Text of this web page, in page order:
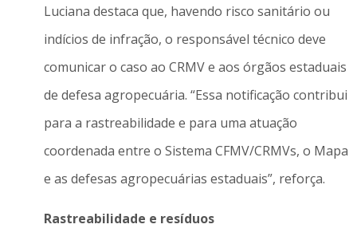
Luciana destaca que, havendo risco sanitário ou
indícios de infração, o responsável técnico deve
comunicar o caso ao CRMV e aos órgãos estaduais
de defesa agropecuária. “Essa notificação contribui
para a rastreabilidade e para uma atuação
coordenada entre o Sistema CFMV/CRMVs, o Mapa
e as defesas agropecuárias estaduais”, reforça.
Rastreabilidade e resíduos